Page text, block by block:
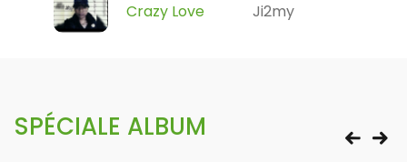
Crazy Love Ji2my
SPÉCIALE ALBUM